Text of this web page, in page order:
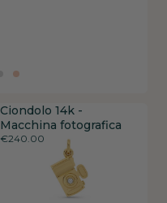
Ciondolo 14k -
Macchina fotografica
€240.00
Ciondolo 14k -
Macchina fotografica
€240.00
Ciondolo 14k -
Macchina fotografica
€240.00